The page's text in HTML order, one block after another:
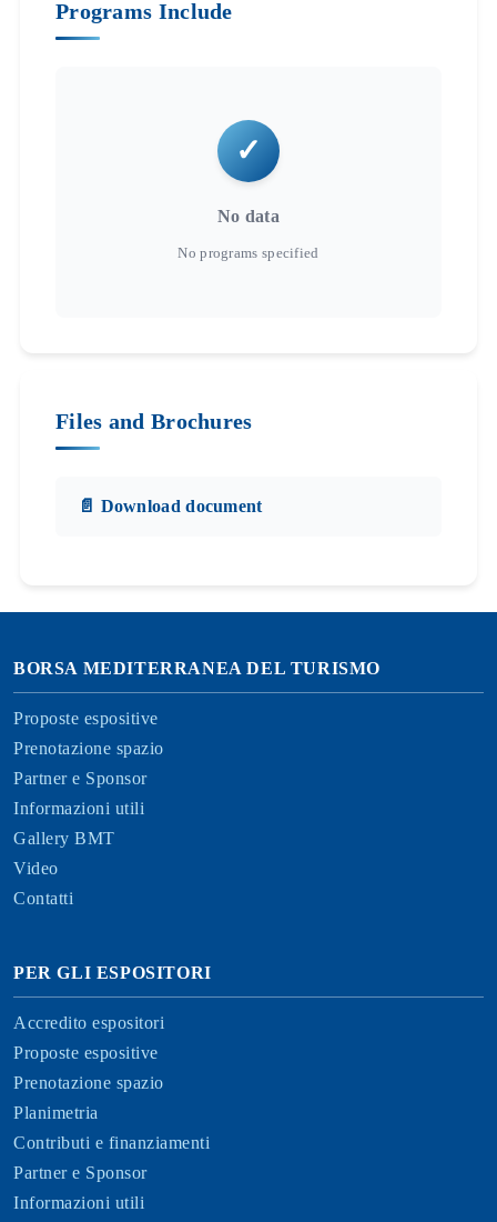
Programs Include
No data
Files and Brochures
📄 Download document
BORSA MEDITERRANEA DEL TURISMO
Proposte espositive
Prenotazione spazio
Partner e Sponsor
Informazioni utili
Gallery BMT
Video
Contatti
PER GLI ESPOSITORI
Accredito espositori
Proposte espositive
Prenotazione spazio
Planimetria
Contributi e finanziamenti
Partner e Sponsor
Informazioni utili